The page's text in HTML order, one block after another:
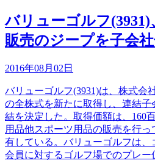
バリューゴルフ
販売のジープを子会
2016年08月02日
バリューゴルフ(3931)は、株式会
の全株式を新たに取得し、連結
結を決定した。取得価額は、160
用品他スポーツ用品の販売を行
有している。バリューゴルフは
会員に対するゴルフ場でのプレ